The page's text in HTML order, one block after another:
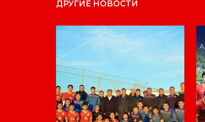
ДРУГИЕ НОВОСТИ